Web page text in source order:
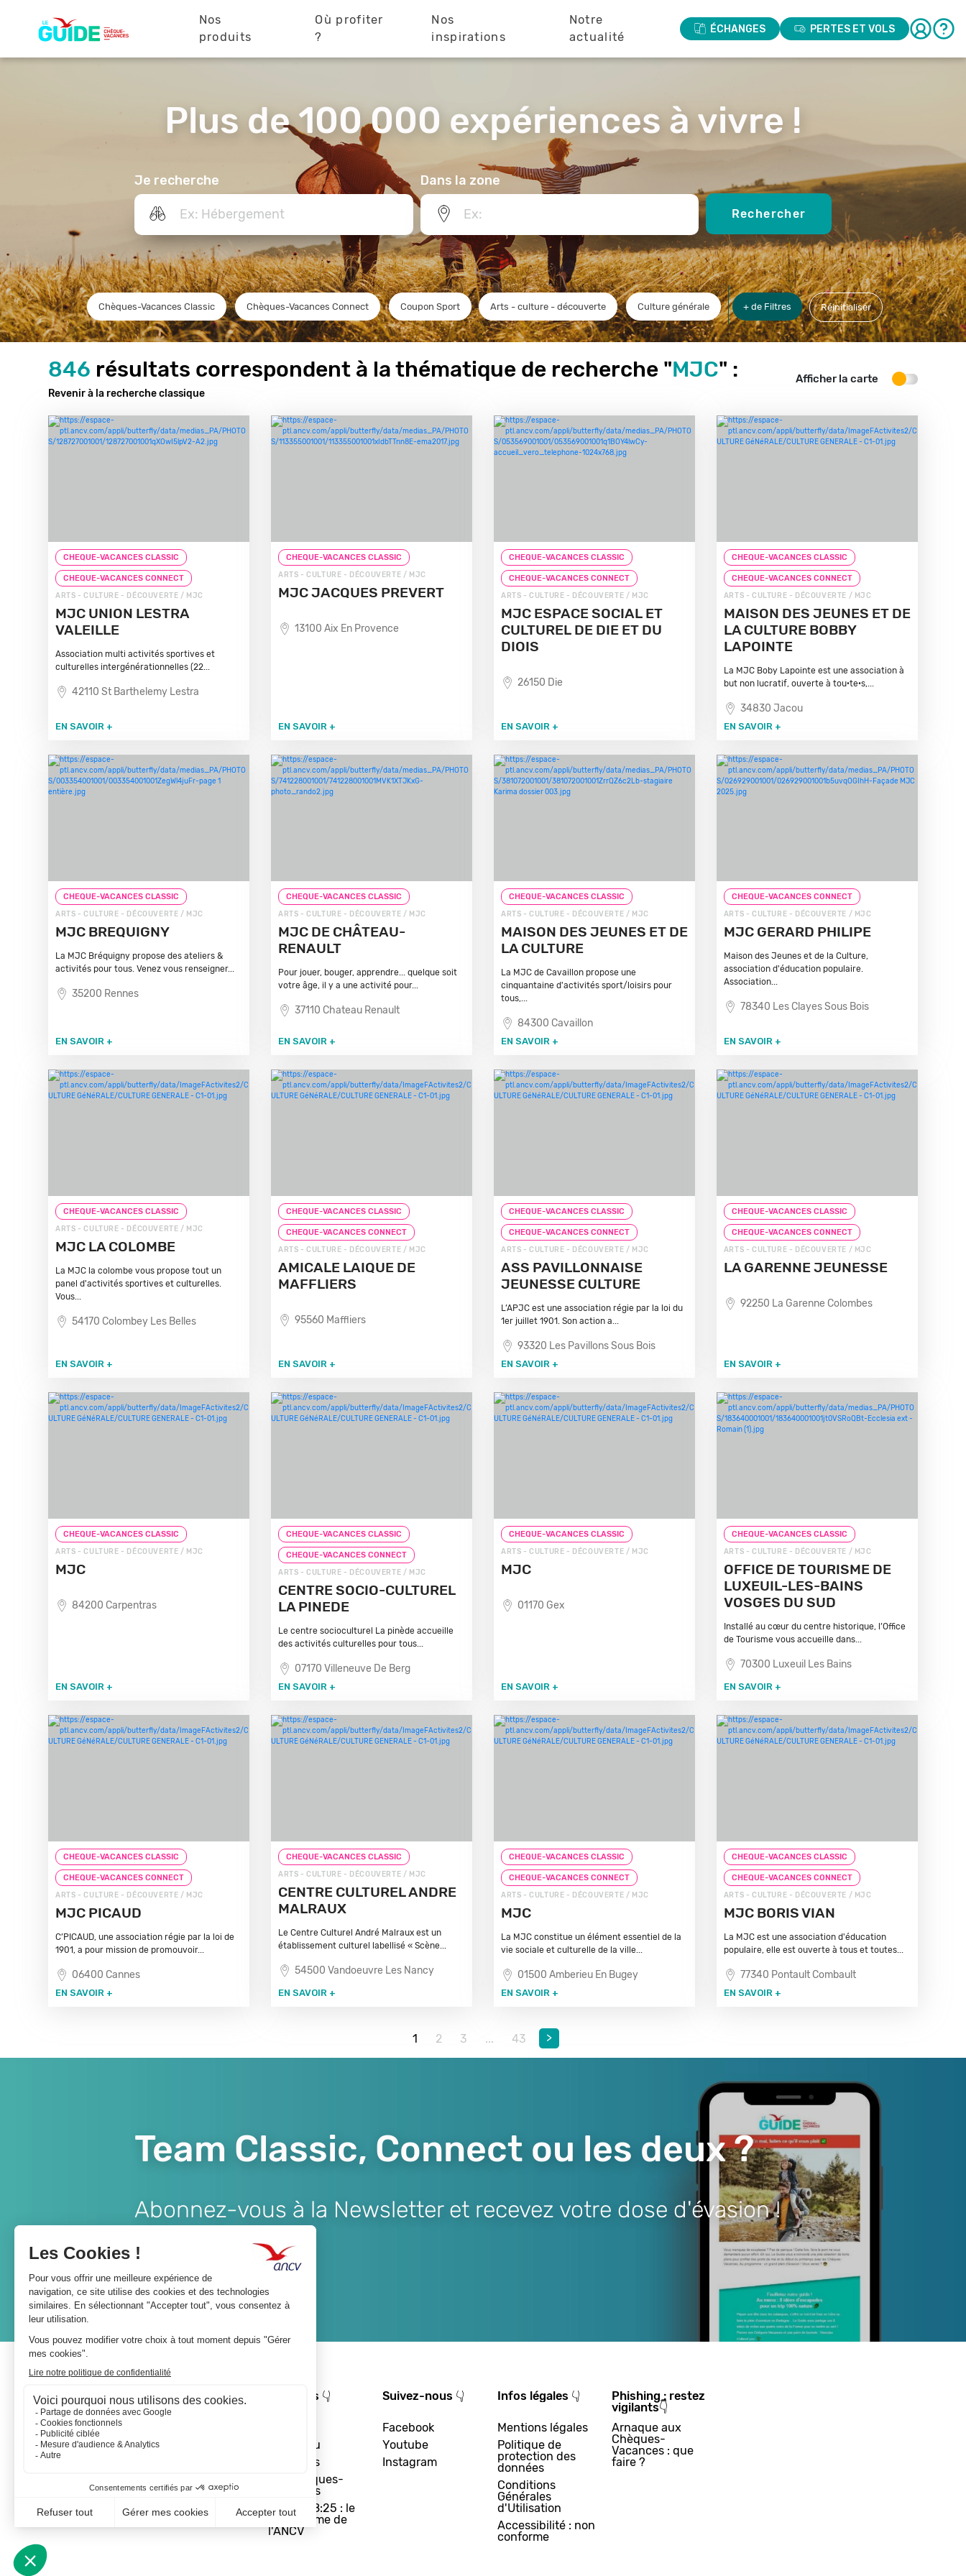
principale
Nos
produits
Où profiter
?
Nos
inspirations
Notre
actualité
ÉCHANGES PERTES ET VOLS
Plus de 100 000 expériences à vivre !
Je recherche Dans la zone
Rechercher
Chèques-Vacances Classic Chèques-Vacances Connect Coupon Sport Arts - culture - découverte Culture générale + de Filtres Réinitialiser
846 résultats correspondent à la thématique de recherche "MJC" :
Revenir à la recherche classique
Afficher la carte
CHEQUE-VACANCES CLASSIC
CHEQUE-VACANCES CONNECT
ARTS - CULTURE - DÉCOUVERTE / MJC
MJC UNION LESTRA
VALEILLE
Association multi activités sportives et
culturelles intergénérationnelles (22...
42110 St Barthelemy Lestra
EN SAVOIR +
CHEQUE-VACANCES CLASSIC
ARTS - CULTURE - DÉCOUVERTE / MJC
MJC JACQUES PREVERT
13100 Aix En Provence
EN SAVOIR +
CHEQUE-VACANCES CLASSIC
CHEQUE-VACANCES CONNECT
ARTS - CULTURE - DÉCOUVERTE / MJC
MJC ESPACE SOCIAL ET
CULTUREL DE DIE ET DU
DIOIS
26150 Die
EN SAVOIR +
CHEQUE-VACANCES CLASSIC
CHEQUE-VACANCES CONNECT
ARTS - CULTURE - DÉCOUVERTE / MJC
MAISON DES JEUNES ET DE
LA CULTURE BOBBY
LAPOINTE
La MJC Boby Lapointe est une association à
but non lucratif, ouverte à tou·te·s,...
34830 Jacou
EN SAVOIR +
CHEQUE-VACANCES CLASSIC
ARTS - CULTURE - DÉCOUVERTE / MJC
MJC BREQUIGNY
La MJC Bréquigny propose des ateliers &
activités pour tous. Venez vous renseigner...
35200 Rennes
EN SAVOIR +
CHEQUE-VACANCES CLASSIC
ARTS - CULTURE - DÉCOUVERTE / MJC
MJC DE CHÂTEAU-
RENAULT
Pour jouer, bouger, apprendre... quelque soit
votre âge, il y a une activité pour...
37110 Chateau Renault
EN SAVOIR +
CHEQUE-VACANCES CLASSIC
ARTS - CULTURE - DÉCOUVERTE / MJC
MAISON DES JEUNES ET DE
LA CULTURE
La MJC de Cavaillon propose une
cinquantaine d'activités sport/loisirs pour
tous,...
84300 Cavaillon
EN SAVOIR +
CHEQUE-VACANCES CONNECT
ARTS - CULTURE - DÉCOUVERTE / MJC
MJC GERARD PHILIPE
Maison des Jeunes et de la Culture,
association d'éducation populaire.
Association...
78340 Les Clayes Sous Bois
EN SAVOIR +
CHEQUE-VACANCES CLASSIC
ARTS - CULTURE - DÉCOUVERTE / MJC
MJC LA COLOMBE
La MJC la colombe vous propose tout un
panel d'activités sportives et culturelles.
Vous...
54170 Colombey Les Belles
EN SAVOIR +
CHEQUE-VACANCES CLASSIC
CHEQUE-VACANCES CONNECT
ARTS - CULTURE - DÉCOUVERTE / MJC
AMICALE LAIQUE DE
MAFFLIERS
95560 Maffliers
EN SAVOIR +
CHEQUE-VACANCES CLASSIC
CHEQUE-VACANCES CONNECT
ARTS - CULTURE - DÉCOUVERTE / MJC
ASS PAVILLONNAISE
JEUNESSE CULTURE
L’APJC est une association régie par la loi du
1er juillet 1901. Son action a...
93320 Les Pavillons Sous Bois
EN SAVOIR +
CHEQUE-VACANCES CLASSIC
CHEQUE-VACANCES CONNECT
ARTS - CULTURE - DÉCOUVERTE / MJC
LA GARENNE JEUNESSE
92250 La Garenne Colombes
EN SAVOIR +
CHEQUE-VACANCES CLASSIC
ARTS - CULTURE - DÉCOUVERTE / MJC
MJC
84200 Carpentras
EN SAVOIR +
CHEQUE-VACANCES CLASSIC
CHEQUE-VACANCES CONNECT
ARTS - CULTURE - DÉCOUVERTE / MJC
CENTRE SOCIO-CULTUREL
LA PINEDE
Le centre socioculturel La pinède accueille
des activités culturelles pour tous...
07170 Villeneuve De Berg
EN SAVOIR +
CHEQUE-VACANCES CLASSIC
ARTS - CULTURE - DÉCOUVERTE / MJC
MJC
01170 Gex
EN SAVOIR +
CHEQUE-VACANCES CLASSIC
ARTS - CULTURE - DÉCOUVERTE / MJC
OFFICE DE TOURISME DE
LUXEUIL-LES-BAINS
VOSGES DU SUD
Installé au cœur du centre historique, l’Office
de Tourisme vous accueille dans...
70300 Luxeuil Les Bains
EN SAVOIR +
CHEQUE-VACANCES CLASSIC
CHEQUE-VACANCES CONNECT
ARTS - CULTURE - DÉCOUVERTE / MJC
MJC PICAUD
C’PICAUD, une association régie par la loi de
1901, a pour mission de promouvoir...
06400 Cannes
EN SAVOIR +
CHEQUE-VACANCES CLASSIC
ARTS - CULTURE - DÉCOUVERTE / MJC
CENTRE CULTUREL ANDRE
MALRAUX
Le Centre Culturel André Malraux est un
établissement culturel labellisé « Scène...
54500 Vandoeuvre Les Nancy
EN SAVOIR +
CHEQUE-VACANCES CLASSIC
CHEQUE-VACANCES CONNECT
ARTS - CULTURE - DÉCOUVERTE / MJC
MJC
La MJC constitue un élément essentiel de la
vie sociale et culturelle de la ville...
01500 Amberieu En Bugey
EN SAVOIR +
CHEQUE-VACANCES CLASSIC
CHEQUE-VACANCES CONNECT
ARTS - CULTURE - DÉCOUVERTE / MJC
MJC BORIS VIAN
La MJC est une association d'éducation
populaire, elle est ouverte à tous et toutes...
77340 Pontault Combault
EN SAVOIR +
1 2 3 ... 43 >
Team Classic, Connect ou les deux ?
Abonnez-vous à la Newsletter et recevez votre dose d'évasion !
A propos 👇
Le réseau
Les actus
Les Chèques-
Vacances
Départ 18:25 : le
programme de
l'ANCV
Suivez-nous 👇
Facebook
Youtube
Instagram
Infos légales 👇
Mentions légales
Politique de
protection des
données
Conditions
Générales
d'Utilisation
Accessibilité : non
conforme
Phishing : restez
vigilants👇
Arnaque aux
Chèques-
Vacances : que
faire ?